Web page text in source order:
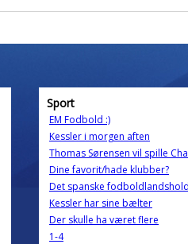
Sport
EM Fodbold :)
Kessler i morgen aften
Thomas Sørensen vil spille
Dine favorit/hade klubber?
Det spanske
Kessler har sine bælter
Der skulle ha været flere
1-4